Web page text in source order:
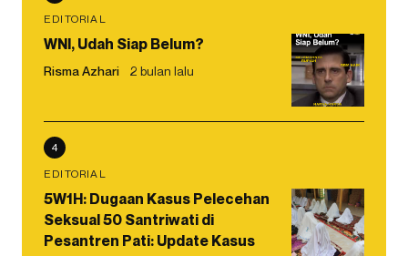
EDITORIAL
WNI, Udah Siap Belum?
Risma Azhari 2 bulan lalu
4
EDITORIAL
5W1H: Dugaan Kasus Pelecehan
Seksual 50 Santriwati di
Pesantren Pati: Update Kasus